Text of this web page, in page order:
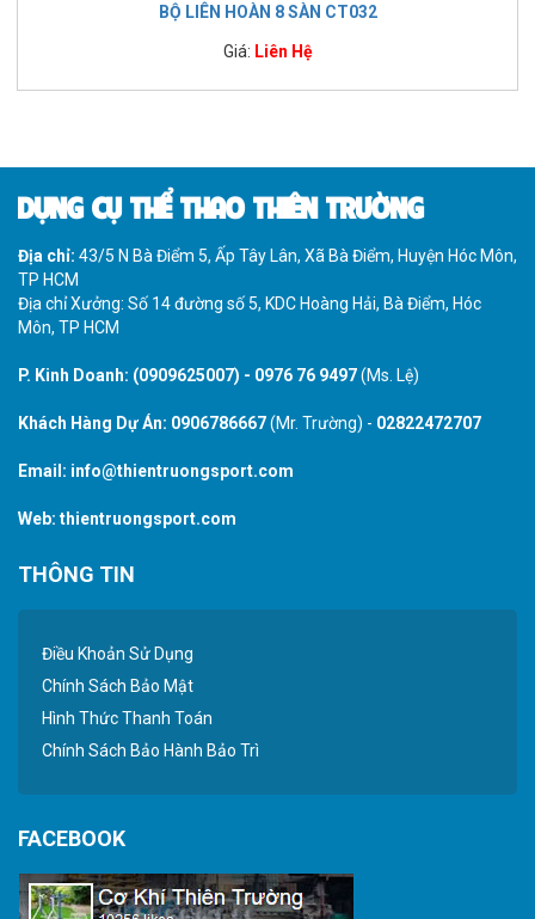
BỘ LIÊN HOÀN 8 SÀN CT032
Giá: Liên Hệ
DỤNG CỤ THỂ THAO THIÊN TRƯỜNG
Địa chỉ: 43/5 N Bà Điểm 5, Ấp Tây Lân, Xã Bà Điểm, Huyện Hóc Môn,
TP HCM
Địa chỉ Xưởng: Số 14 đường số 5, KDC Hoàng Hải, Bà Điểm, Hóc
Môn, TP HCM
P. Kinh Doanh: (0909625007) - 0976 76 9497(Ms. Lệ)
Khách Hàng Dự Án: 0906786667(Mr. Trường) - 02822472707
Email: info@thientruongsport.com
Web: thientruongsport.com
THÔNG TIN
Điều Khoản Sử Dụng
Chính Sách Bảo Mật
Hình Thức Thanh Toán
Chính Sách Bảo Hành Bảo Trì
FACEBOOK